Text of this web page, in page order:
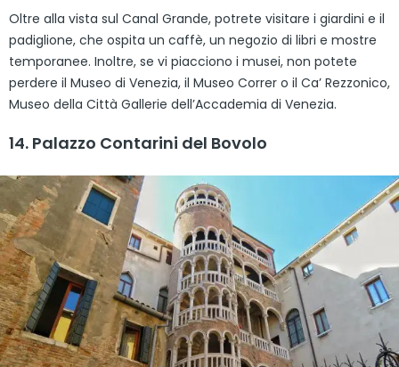
Oltre alla vista sul Canal Grande, potrete visitare i giardini e il
padiglione, che ospita un caffè, un negozio di libri e mostre
temporanee. Inoltre, se vi piacciono i musei, non potete
perdere il Museo di Venezia, il Museo Correr o il Ca’ Rezzonico,
Museo della Città Gallerie dell’Accademia di Venezia.
14. Palazzo Contarini del Bovolo